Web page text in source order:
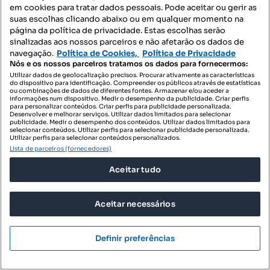
3858,02 €/m²
em cookies para tratar dados pessoais. Pode aceitar ou gerir as
suas escolhas clicando abaixo ou em qualquer momento na
página da política de privacidade. Estas escolhas serão
sinalizadas aos nossos parceiros e não afetarão os dados de
navegação. Política de Cookies, Política de Privacidade
Nós e os nossos parceiros tratamos os dados para fornecermos:
Utilizar dados de geolocalização precisos. Procurar ativamente as características
do dispositivo para identificação. Compreender os públicos através de estatísticas
ou combinações de dados de diferentes fontes. Armazenar e/ou aceder a
informações num dispositivo. Medir o desempenho da publicidade. Criar perfis
para personalizar conteúdos. Criar perfis para publicidade personalizada.
Desenvolver e melhorar serviços. Utilizar dados limitados para selecionar
publicidade. Medir o desempenho dos conteúdos. Utilizar dados limitados para
selecionar conteúdos. Utilizar perfis para selecionar publicidade personalizada.
Utilizar perfis para selecionar conteúdos personalizados.
Lista de parceiros (fornecedores)
Aceitar tudo
Aceitar necessários
Definir preferências